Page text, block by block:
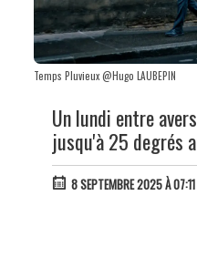
Temps Pluvieux @Hugo LAUBEPIN
Un lundi entre
jusqu'à 25 degrés
8 SEPTEMBRE 2025 À 07:11